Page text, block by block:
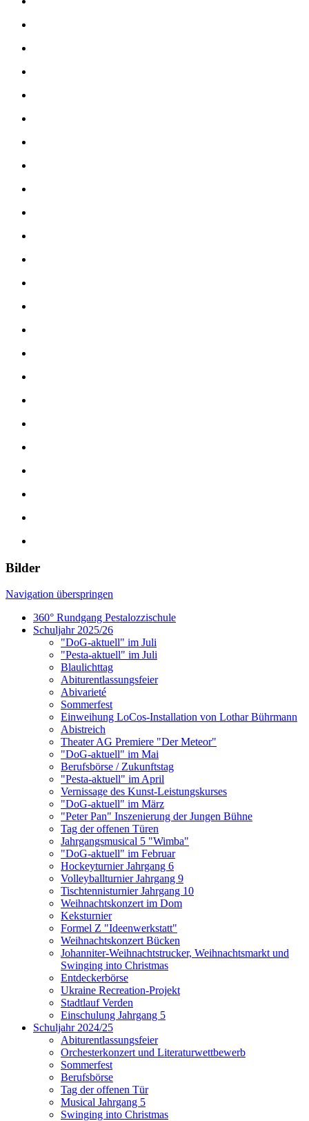
Bilder
Navigation überspringen
360° Rundgang Pestalozzischule
Schuljahr 2025/26
"DoG-aktuell" im Juli
"Pesta-aktuell" im Juli
Blaulichttag
Abiturentlassungsfeier
Abivarieté
Sommerfest
Einweihung LoCos-Installation von Lothar Bührmann
Abistreich
Theater AG Premiere "Der Meteor"
"DoG-aktuell" im Mai
Berufsbörse / Zukunftstag
"Pesta-aktuell" im April
Vernissage des Kunst-Leistungskurses
"DoG-aktuell" im März
"Peter Pan" Inszenierung der Jungen Bühne
Tag der offenen Türen
Jahrgangsmusical 5 "Wimba"
"DoG-aktuell" im Februar
Hockeyturnier Jahrgang 6
Volleyballturnier Jahrgang 9
Tischtennisturnier Jahrgang 10
Weihnachtskonzert im Dom
Keksturnier
Formel Z "Ideenwerkstatt"
Weihnachtskonzert Bücken
Johanniter-Weihnachtstrucker, Weihnachtsmarkt und
Swinging into Christmas
Entdeckerbörse
Ukraine Recreation-Projekt
Stadtlauf Verden
Einschulung Jahrgang 5
Schuljahr 2024/25
Abiturentlassungsfeier
Orchesterkonzert und Literaturwettbewerb
Sommerfest
Berufsbörse
Tag der offenen Tür
Musical Jahrgang 5
Swinging into Christmas